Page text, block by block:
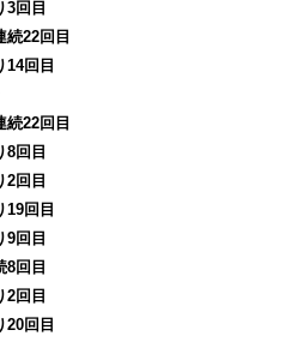
回目
続22回目
14回目
続22回目
8回目
2回目
19回目
9回目
回目
2回目
回目